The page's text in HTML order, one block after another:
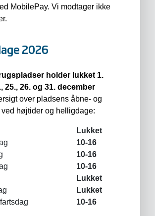
MobilePay. Vi modtager ikke
2026
holder lukket 1.
25., 26. og 31. december
over pladsens åbne- og
ved højtider og helligdage:
Lukket
10-16
10-16
10-16
Lukket
Lukket
10-16